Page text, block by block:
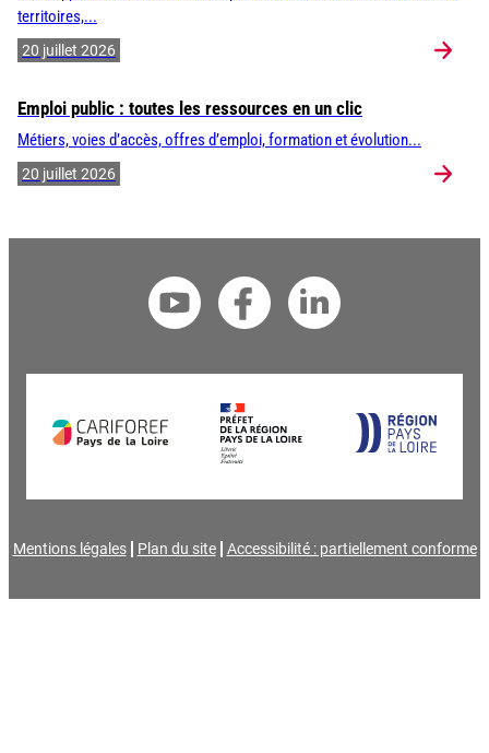
territoires,...
20 juillet 2026
Emploi public : toutes les ressources en un clic
Métiers, voies d’accès, offres d’emploi, formation et évolution...
20 juillet 2026
Mentions légales Plan du site Accessibilité : partiellement conforme